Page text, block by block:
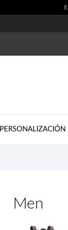
PERSONALIZACIÓN
Men